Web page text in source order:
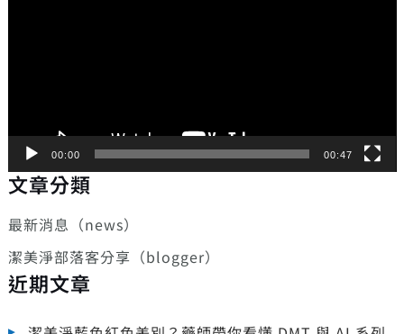
00:00 00:47
文章分類
最新消息（news）
潔美淨部落客分享（blogger）
近期文章